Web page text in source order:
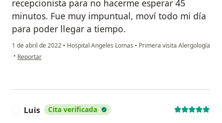
recepcionista para no hacerme esperar 45
minutos. Fue muy impuntual, moví todo mi día
para poder llegar a tiempo.
1 de abril de 2022 • Hospital Angeles Lomas • Primera visita Alergología
• en opinión del usuario Omar
Reportar
Luis Cita verificada